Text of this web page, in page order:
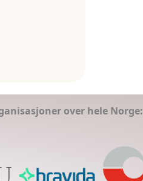
over hele Norge: